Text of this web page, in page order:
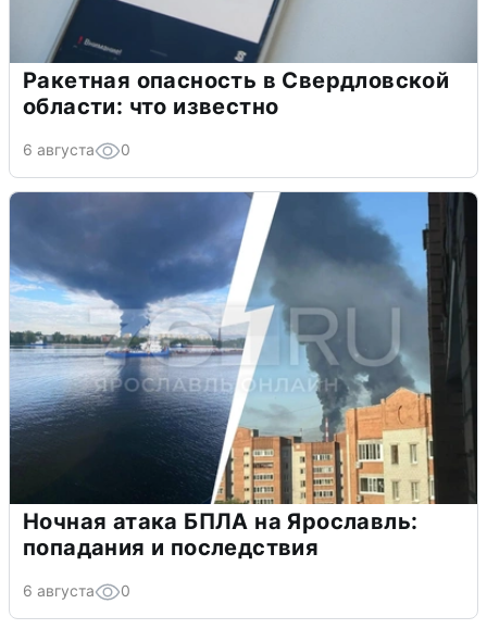
Ракетная опасность в Свердловской
области: что известно
6 августа 0
Ночная атака БПЛА на Ярославль:
попадания и последствия
6 августа 0